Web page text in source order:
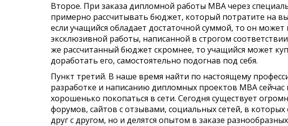
Второе. При заказа дипломной работы МВА через
примерно рассчитывать бюджет, который потратите на
если учащийся обладает достаточной суммой, то он может
эксклюзивной работы, написанной в строгом
же рассчитанный бюджет скромнее, то учащийся может
доработать его, самостоятельно подогнав под себя.
Пункт третий. В наше время найти по настоящему
разработке и написанию дипломных проектов МВА сейчас
хорошенько покопаться в сети. Сегодня существует
форумов, сайтов с отзывами, социальных сетей, в
друг с другом, но и делятся опытом в заказе